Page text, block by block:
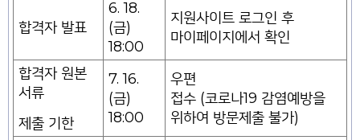
합격자 발표
6. 18.
(금)
18:00
지원사이트 로그인 후
마이페이지에서 확인
합격자 원본
서류
제출 기한
7. 16.
(금)
18:00
우편
접수 (코로나19 감염예방을
위하여 방문제출 불가)